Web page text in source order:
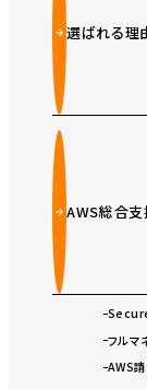
選ばれる理
AWS総合支
フルマ
AWS